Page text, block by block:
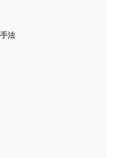
法